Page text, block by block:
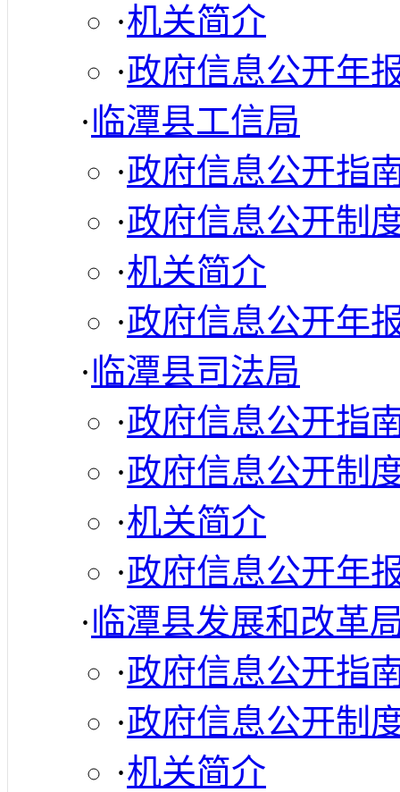
·机关简介
·政府信息公开年
·临潭县工信局
·政府信息公开指
·政府信息公开制
·机关简介
·政府信息公开年
·临潭县司法局
·政府信息公开指
·政府信息公开制
·机关简介
·政府信息公开年
·临潭县发展和改革
·政府信息公开指
·政府信息公开制
·机关简介